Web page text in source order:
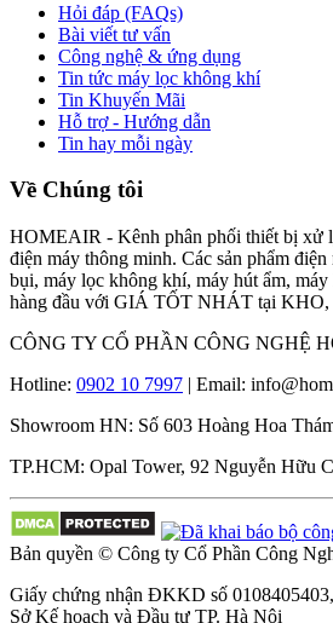
Hỏi đáp (FAQs)
Bài viết tư vấn
Công nghệ & ứng dụng
Tin tức máy lọc không khí
Tin Khuyến Mãi
Hỗ trợ - Hướng dẫn
Tin hay mỗi ngày
Về Chúng tôi
HOMEAIR - Kênh phân phối thiết bị xử
điện máy thông minh. Các sản phẩm
bụi, máy lọc không khí, máy hút ẩm,
hàng đầu với GIÁ TỐT NHÁT tại KHO,
CÔNG TY CỔ PHẦN CÔNG NGHỆ
Hotline: 0902 10 7997 | Email:
Showroom HN: Số 603 Hoàng Hoa
TP.HCM: Opal Tower, 92 Nguyễn Hữu
Bản quyền © Công ty Cổ Phần Công
Giấy chứng nhận ĐKKD số
Sở Kế hoạch và Đầu tư TP. Hà Nội